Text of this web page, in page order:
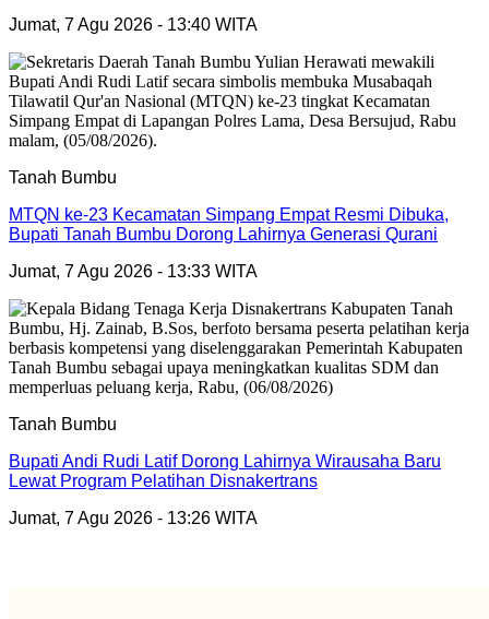
Jumat, 7 Agu 2026 - 13:40 WITA
Tanah Bumbu
MTQN ke-23 Kecamatan Simpang Empat Resmi Dibuka,
Bupati Tanah Bumbu Dorong Lahirnya Generasi Qurani
Jumat, 7 Agu 2026 - 13:33 WITA
Tanah Bumbu
Bupati Andi Rudi Latif Dorong Lahirnya Wirausaha Baru
Lewat Program Pelatihan Disnakertrans
Jumat, 7 Agu 2026 - 13:26 WITA